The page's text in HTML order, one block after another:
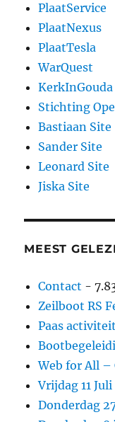
PlaatService
PlaatNexus
PlaatTesla
WarQuest
KerkInGouda
Stichting
Bastiaan Site
Sander Site
Leonard Site
Jiska Site
MEEST
Contact -
Zeilboot RS
Paas
Web for All –
Vrijdag 11
Donderdag